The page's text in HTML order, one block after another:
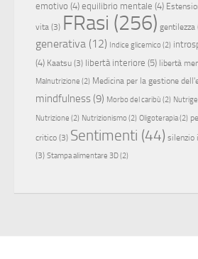
emotivo (4) equilibrio mentale (4)
vita (3) FRasi (256) gentilezza
generativa (12) Indice glicemico (2)
(4) Kaatsu (3) libertà interiore (5) libertà
Malnutrizione (2) Medicina per la gestione
mindfulness (9) Morbo del caribù (2)
Nutrizione (2) Nutrizionismo (2) Oligoterapia(2)
critico (3) Sentimenti (44) silenzio
(3) Stampa alimentare 3D(2)